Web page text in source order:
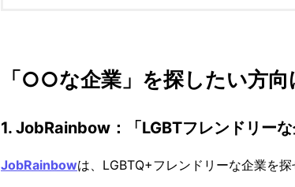
「○○な企業」を探したい方
1. JobRainbow：「LGBTフレンドリー
JobRainbowは、LGBTQ+フレンドリーな企業を探